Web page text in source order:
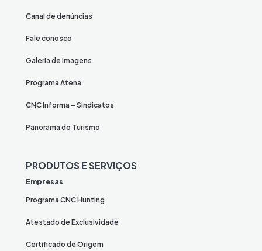
Canal de denúncias
Fale conosco
Galeria de imagens
Programa Atena
CNC Informa – Sindicatos
Panorama do Turismo
PRODUTOS E SERVIÇOS
Empresas
Programa CNC Hunting
Atestado de Exclusividade
Certificado de Origem